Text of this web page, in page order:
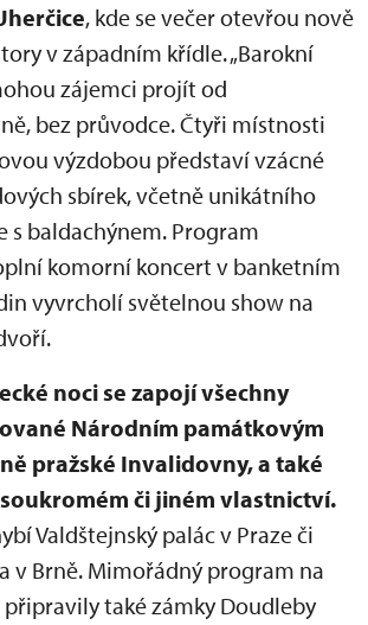
, kde se večer otevřou nově
v západním křídle. „Barokní
zájemci projít od
bez průvodce. Čtyři místnosti
výzdobou představí vzácné
sbírek, včetně unikátního
s baldachýnem. Program
komorní koncert v banketním
vyvrcholí světelnou show na
noci se zapojí všechny
Národním památkovým
pražské Invalidovny, a také
či jiném vlastnictví.
Valdštejnský palác v Praze či
v Brně. Mimořádný program na
připravily také zámky Doudleby